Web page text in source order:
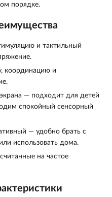
порядке.
и тактильный
координацию и
— подходит для детей
спокойный сенсорный
— удобно брать с
использовать дома.
на частое